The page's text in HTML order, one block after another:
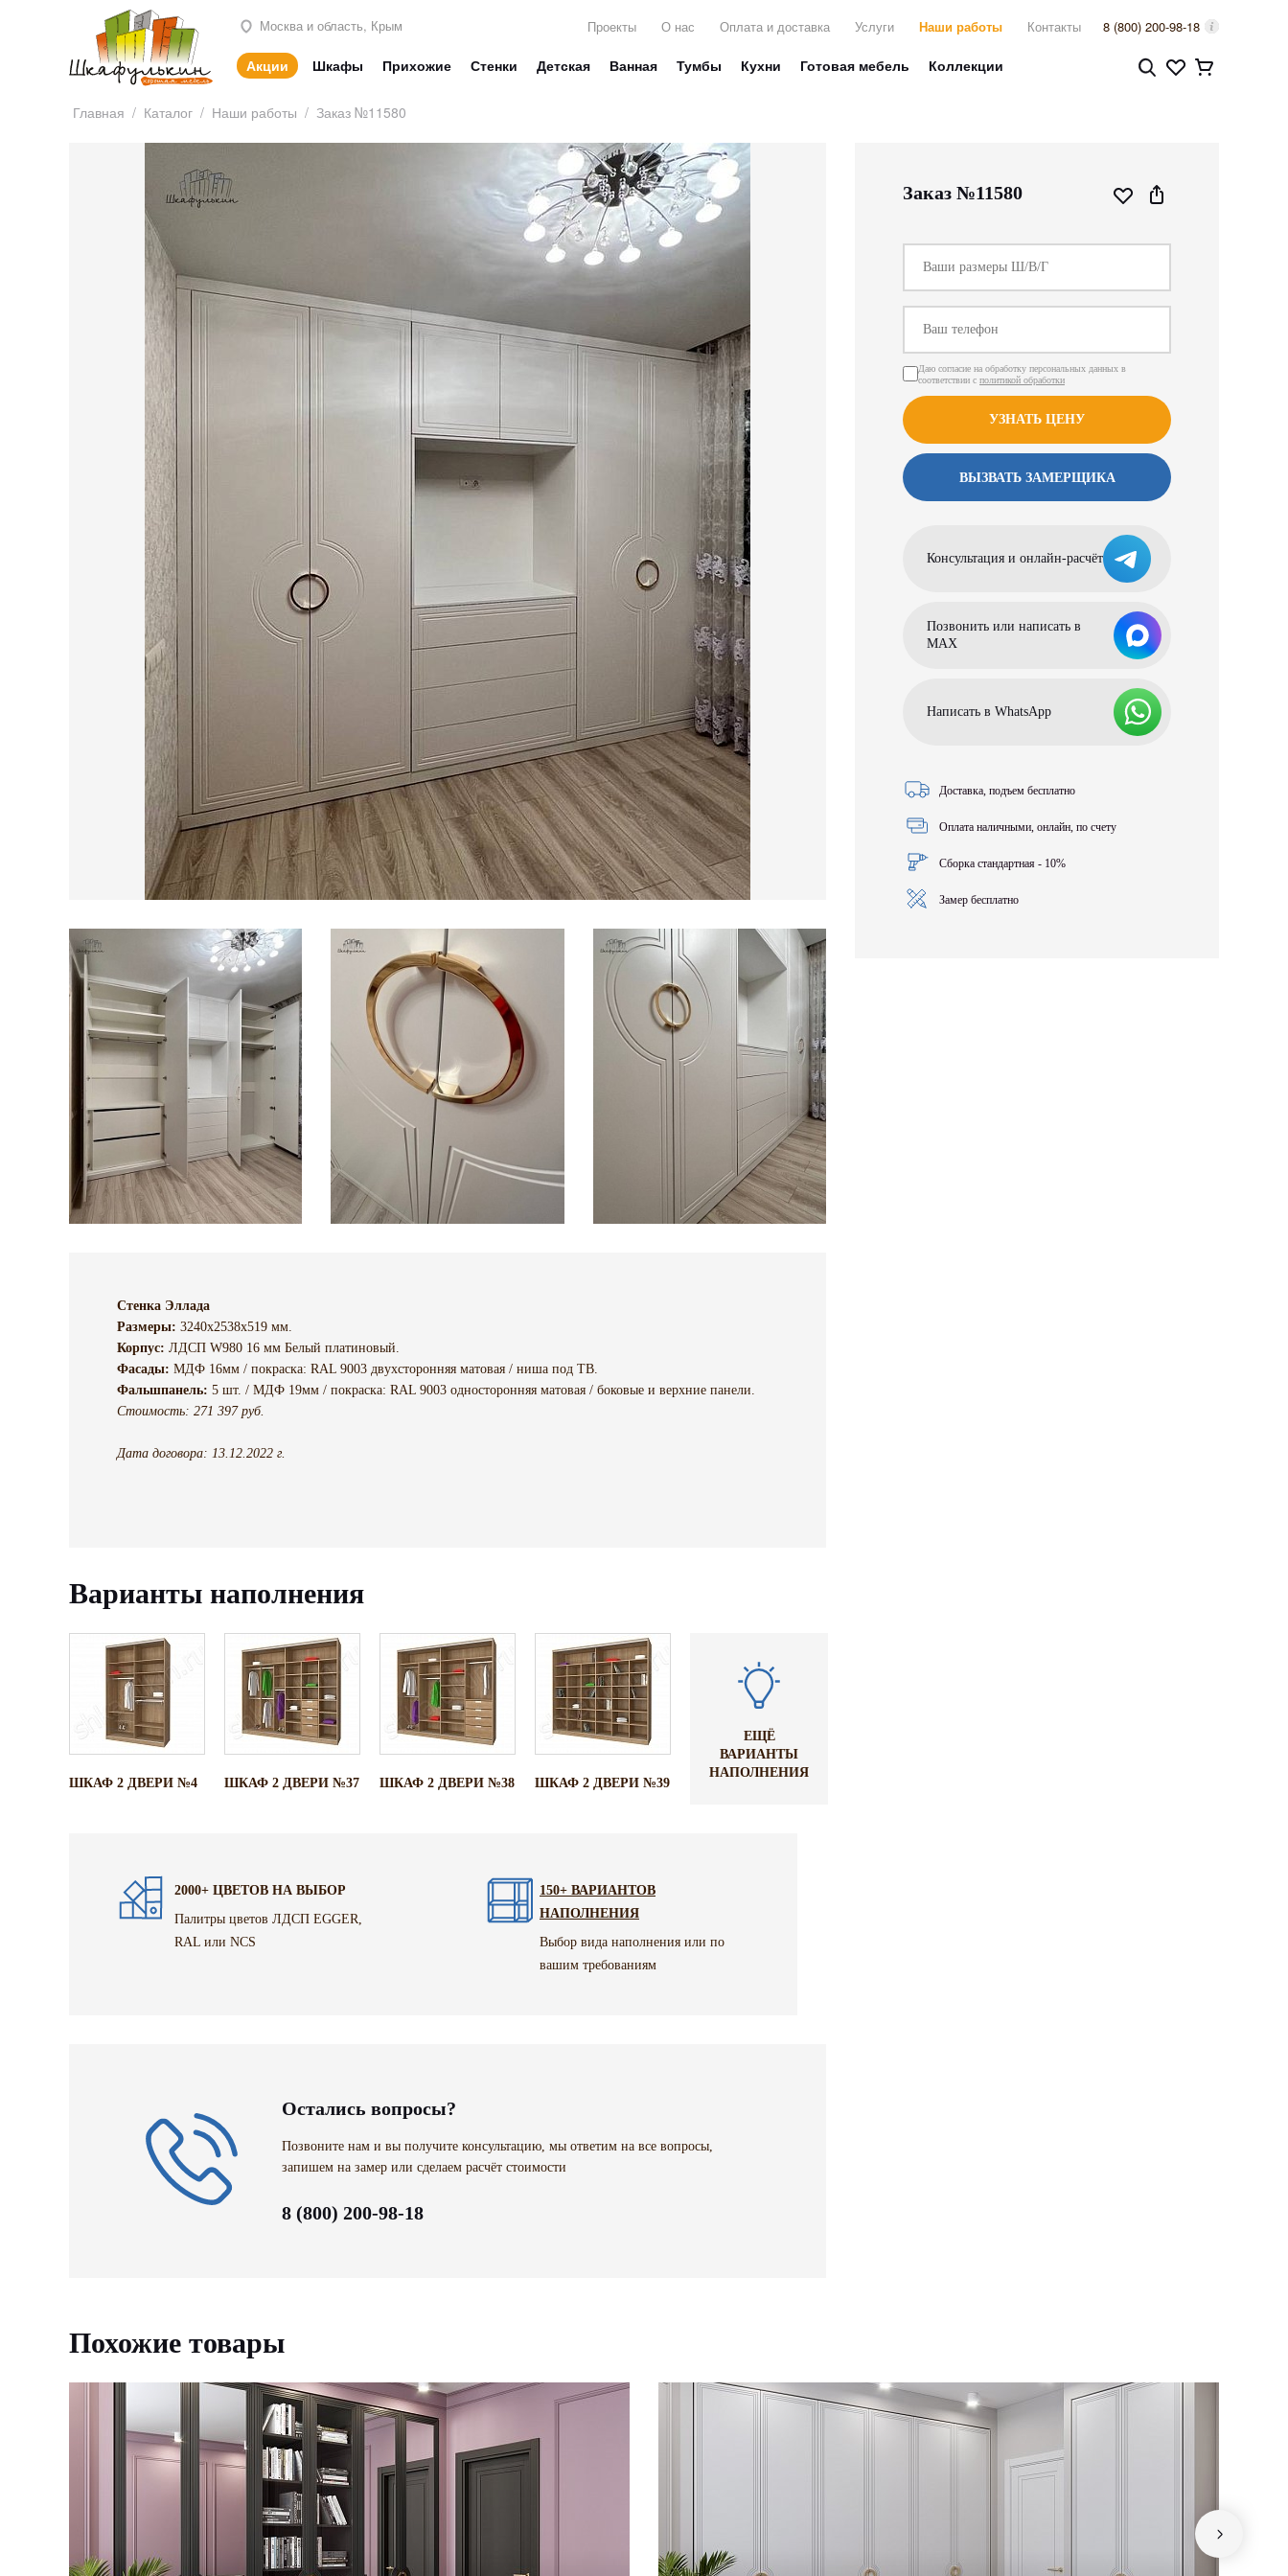
Москва и область, Крым Проекты О нас Оплата и доставка Услуги Наши работы Контакты 8 (800) 200-98-18
Акции Шкафы Прихожие Стенки Детская Ванная Тумбы Кухни Готовая мебель Коллекции
Главная / Каталог / Наши работы / Заказ №11580
Стенка Эллада
Размеры: 3240х2538х519 мм.
Корпус: ЛДСП W980 16 мм Белый платиновый.
Фасады: МДФ 16мм / покраска: RAL 9003 двухсторонняя матовая / ниша под ТВ.
Фальшпанель: 5 шт. / МДФ 19мм / покраска: RAL 9003 односторонняя матовая / боковые и верхние панели.
Стоимость: 271 397 руб.
Дата договора: 13.12.2022 г.
Варианты наполнения
ШКАФ 2 ДВЕРИ №4 ШКАФ 2 ДВЕРИ №37 ШКАФ 2 ДВЕРИ №38 ШКАФ 2 ДВЕРИ №39
ЕЩЁ
ВАРИАНТЫ
НАПОЛНЕНИЯ
2000+ ЦВЕТОВ НА ВЫБОР
Палитры цветов ЛДСП EGGER,
RAL или NCS
150+ ВАРИАНТОВ
НАПОЛНЕНИЯ
Выбор вида наполнения или по
вашим требованиям
Остались вопросы?
Позвоните нам и вы получите консультацию, мы ответим на все вопросы,
запишем на замер или сделаем расчёт стоимости
8 (800) 200-98-18
Заказ №11580
Даю согласие на обработку персональных данных в
соответствии с политикой обработки
УЗНАТЬ ЦЕНУ
ВЫЗВАТЬ ЗАМЕРЩИКА
Консультация и онлайн-расчёт
Позвонить или написать в
МАХ
Написать в WhatsApp
Доставка, подъем бесплатно
Оплата наличными, онлайн, по счету
Сборка стандартная - 10%
Замер бесплатно
Похожие товары